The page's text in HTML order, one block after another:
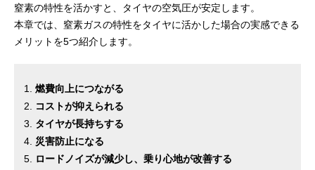
窒素の特性を活かすと、タイヤの空気圧が安定します。
本章では、窒素ガスの特性をタイヤに活かした場合の実感できる
メリットを5つ紹介します。
燃費向上につながる
コストが抑えられる
タイヤが長持ちする
災害防止になる
ロードノイズが減少し、乗り心地が改善する